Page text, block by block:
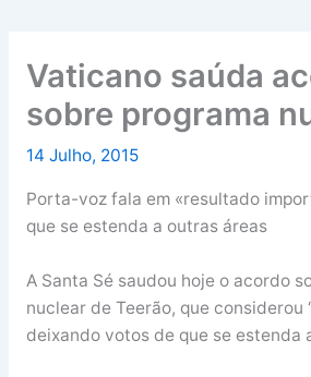
Vaticano saúda
sobre programa
14 Julho, 2015
Porta-voz fala em «resultado
que se estenda a outras áreas
A Santa Sé saudou hoje o acordo
nuclear de Teerão, que considerou
deixando votos de que se estenda